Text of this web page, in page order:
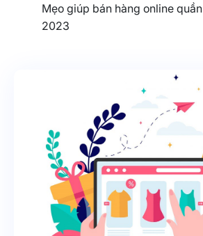
Mẹo giúp bán hàng online
2023